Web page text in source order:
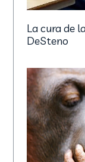
La cura de
DeSteno